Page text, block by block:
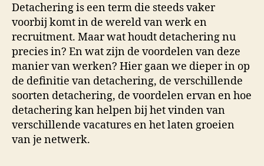
Detachering is een term die steeds vaker
voorbij komt in de wereld van werk en
recruitment. Maar wat houdt detachering nu
precies in? En wat zijn de voordelen van deze
manier van werken? Hier gaan we dieper in op
de definitie van detachering, de verschillende
soorten detachering, de voordelen ervan en hoe
detachering kan helpen bij het vinden van
verschillende vacatures en het laten groeien
van je netwerk.